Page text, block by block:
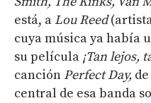
está, a Lou Reed
cuya música ya había
su película ¡Tan lejos,
canción PerfectDay,
central de esa banda